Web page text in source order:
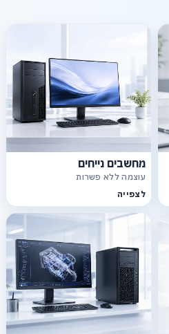
מחשבים נייחים
עוצמה ללא פשרות
לצפייה